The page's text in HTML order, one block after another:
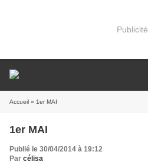
Publicité
Accueil » 1er MAI
1er MAI
Publié le 30/04/2014 à 19:12
Par célisa